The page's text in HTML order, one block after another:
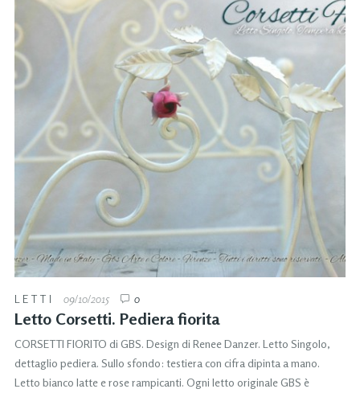
LETTI 09/10/2015 0
Letto Corsetti. Pediera fiorita
CORSETTI FIORITO di GBS. Design di Renee Danzer. Letto Singolo,
dettaglio pediera. Sullo sfondo: testiera con cifra dipinta a mano.
Letto bianco latte e rose rampicanti. Ogni letto originale GBS è